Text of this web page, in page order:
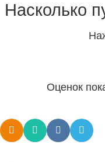
Насколько
Оценок